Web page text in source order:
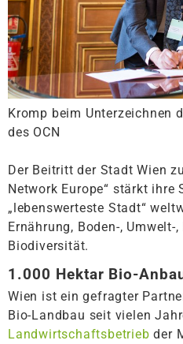
Kromp beim Unterzeichnen
des OCN
Der Beitritt der Stadt Wien
Network Europe“ stärkt
„lebenswerteste Stadt“
Ernährung, Boden-,
Biodiversität.
1.000 Hektar Bio-
Wien ist ein gefragter
Bio-Landbau seit vielen
Landwirtschaftsbetrieb der